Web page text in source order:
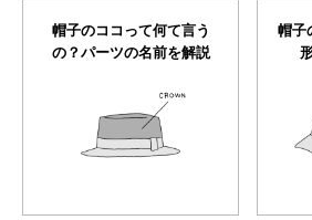
帽子のココって何て言う
の？パーツの名前を解説
帽子